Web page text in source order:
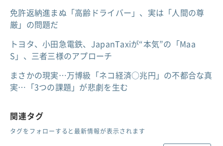
免許返納進まぬ「高齢ドライバー」、実は「人間の尊
厳」の問題だ
トヨタ、小田急電鉄、JapanTaxiが“本気”の「Maa
S」、三者三様のアプローチ
まさかの現実…万博級「ネコ経済○兆円」の不都合な真
実…「3つの課題」が悲劇を生む
関連タグ
タグをフォローすると最新情報が表示されます